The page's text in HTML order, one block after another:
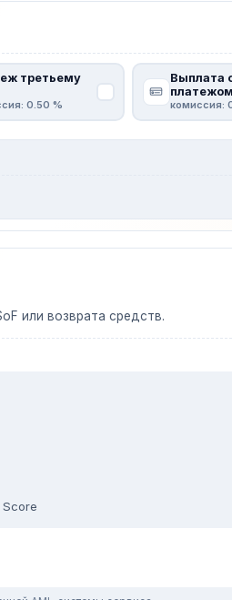
третьему
0.50 %
Выплата
комиссия:
или возврата средств.
Score